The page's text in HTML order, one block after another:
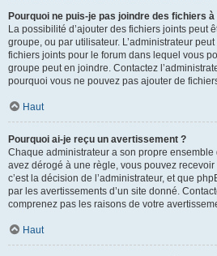
Pourquoi ne puis-je pas joindre des fichiers
La possibilité d’ajouter des fichiers joints peut
groupe, ou par utilisateur. L’administrateur
fichiers joints pour le forum dans lequel vous
groupe peut en joindre. Contactez
pourquoi vous ne pouvez pas ajouter de
Haut
Pourquoi ai-je reçu un avertissement ?
Chaque administrateur a son propre
avez dérogé à une règle, vous pouvez
c’est la décision de l’administrateur, et que
par les avertissements d’un site donné.
comprenez pas les raisons de votre
Haut